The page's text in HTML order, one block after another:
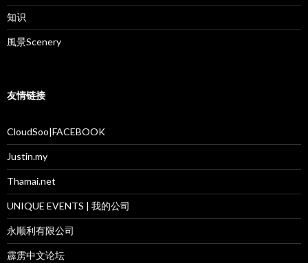
知识
風景Scenery
友情链接
CloudSoo|FACEBOOK
Justin.my
Thamai.net
UNIQUE EVENTS | 我的公司
永顺利有限公司
霹雳中文论坛